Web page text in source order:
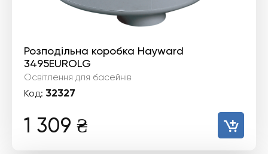
Розподільна коробка Hayward
3495EUROLG
Освітлення для басейнів
Код: 32327
1 309 ₴